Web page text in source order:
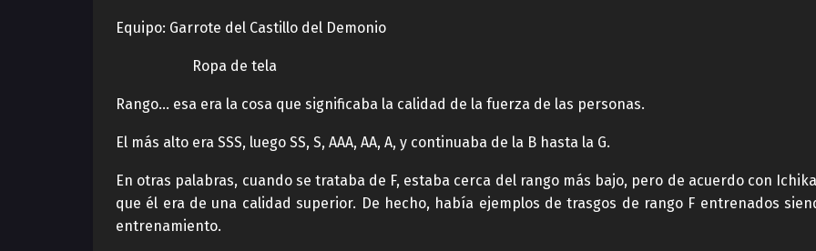
Equipo: Garrote del Castillo del Demonio
Ropa de tela
Rango… esa era la cosa que significaba la calidad de la fuerza de las personas.
El más alto era SSS, luego SS, S, AAA, AA, A, y continuaba de la B hasta la G.
En otras palabras, cuando se trataba de F, estaba cerca del rango más bajo, pero de acuerdo con
que él era de una calidad superior. De hecho, había ejemplos de trasgos de rango F entrenados
entrenamiento.